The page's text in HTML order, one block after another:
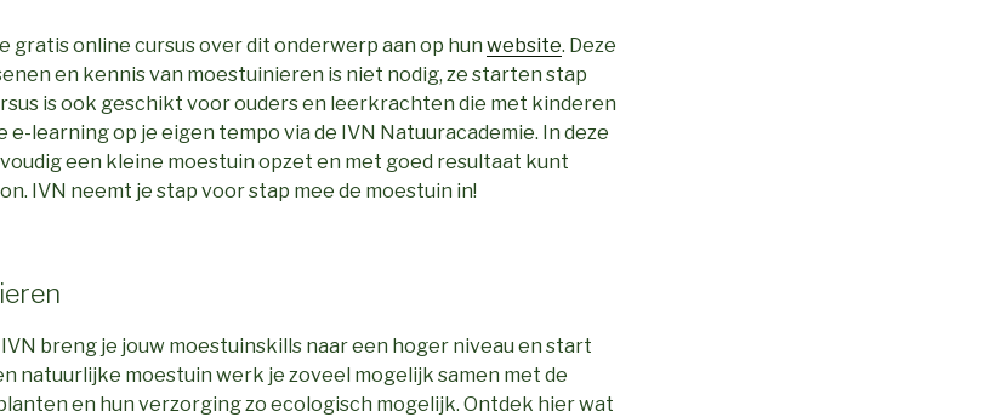
gratis online cursus over dit onderwerp aan op hun website. Deze
en kennis van moestuinieren is niet nodig, ze starten stap
is ook geschikt voor ouders en leerkrachten die met kinderen
e-learning op je eigen tempo via de IVN Natuuracademie. In deze
een kleine moestuin opzet en met goed resultaat kunt
IVN neemt je stap voor stap mee de moestuin in!
breng je jouw moestuinskills naar een hoger niveau en start
natuurlijke moestuin werk je zoveel mogelijk samen met de
en hun verzorging zo ecologisch mogelijk. Ontdek hier wat